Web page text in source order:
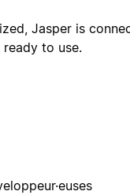
Jasper is
to use.